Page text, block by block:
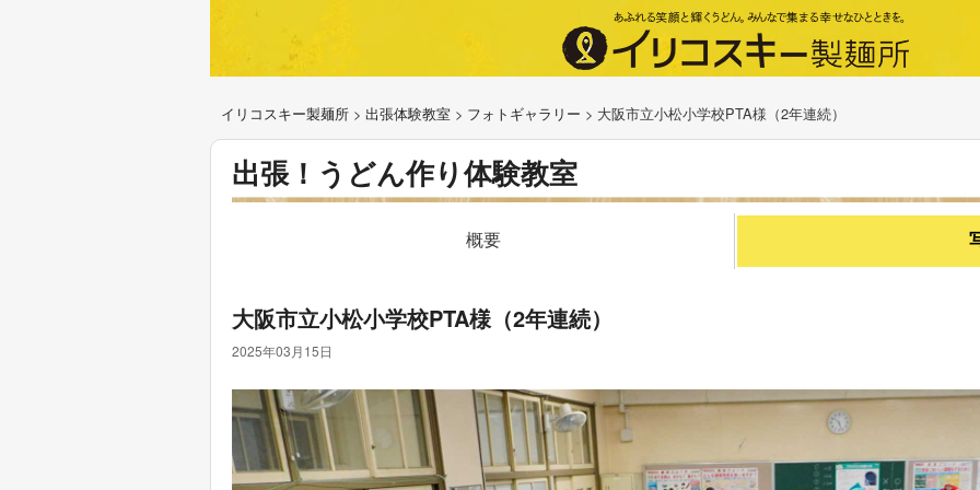
イリコスキー製麺所 > 出張体験教室 > フォトギャラリー > 大阪市立小松小学校PTA様（2年連続）
出張！うどん作り体験教室
概要
大阪市立小松小学校PTA様（2年連続）
2025年03月15日